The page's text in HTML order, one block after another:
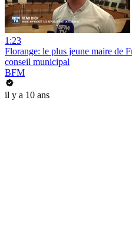
1:23
Florange: le plus jeune maire de
conseil municipal
BFM
il y a 10 ans